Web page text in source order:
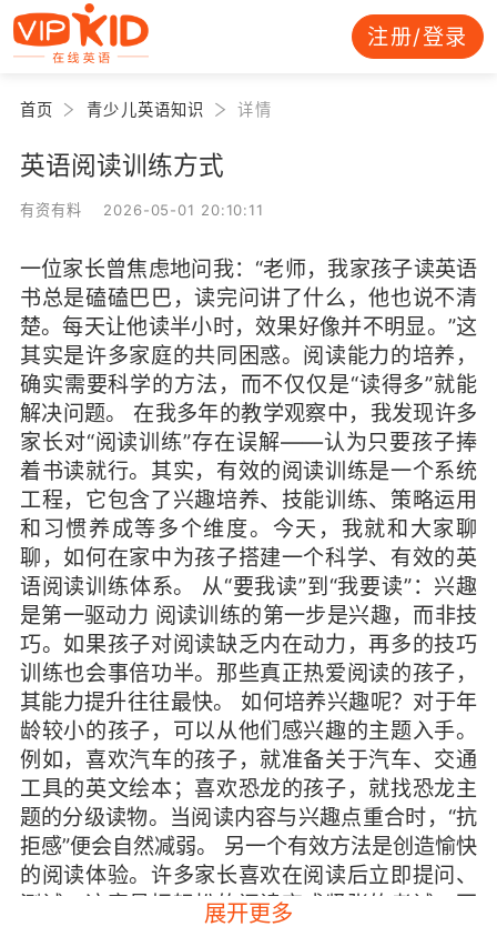
注册/登录
首页 青少儿英语知识 详情
英语阅读训练方式
有资有料 2026-05-01 20:10:11
一位家长曾焦虑地问我：“老师，我家孩子读英语
书总是磕磕巴巴，读完问讲了什么，他也说不清
楚。每天让他读半小时，效果好像并不明显。”这
其实是许多家庭的共同困惑。阅读能力的培养，
确实需要科学的方法，而不仅仅是“读得多”就能
解决问题。 在我多年的教学观察中，我发现许多
家长对“阅读训练”存在误解——认为只要孩子捧
着书读就行。其实，有效的阅读训练是一个系统
工程，它包含了兴趣培养、技能训练、策略运用
和习惯养成等多个维度。今天，我就和大家聊
聊，如何在家中为孩子搭建一个科学、有效的英
语阅读训练体系。 从“要我读”到“我要读”：兴趣
是第一驱动力 阅读训练的第一步是兴趣，而非技
巧。如果孩子对阅读缺乏内在动力，再多的技巧
训练也会事倍功半。那些真正热爱阅读的孩子，
其能力提升往往最快。 如何培养兴趣呢？对于年
龄较小的孩子，可以从他们感兴趣的主题入手。
例如，喜欢汽车的孩子，就准备关于汽车、交通
工具的英文绘本；喜欢恐龙的孩子，就找恐龙主
题的分级读物。当阅读内容与兴趣点重合时，“抗
拒感”便会自然减弱。 另一个有效方法是创造愉快
的阅读体验。许多家长喜欢在阅读后立即提问、
测试，这容易把轻松的阅读变成紧张的考试。不
妨试试“无压力阅读”模式：和孩子一起窝在沙发
展开更多